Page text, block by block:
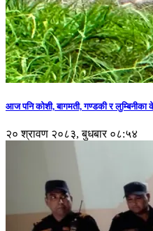
आज पनि कोशी, बागमती, गण्डकी र लुम्बिनीका
२० श्रावण २०८३, बुधबार ०८:५४